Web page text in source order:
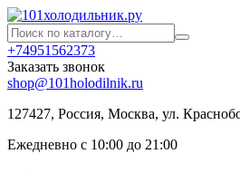
+74951562373
Заказать звонок
shop@101holodilnik.ru
127427, Россия, Москва, ул.
Ежедневно с 10:00 до 21:00